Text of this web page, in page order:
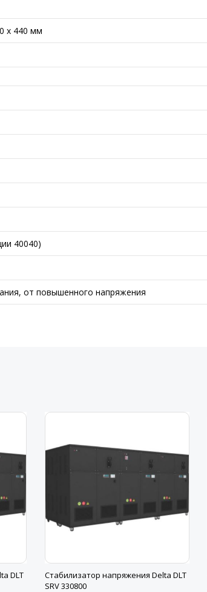
x 440 мм
40040)
от повышенного напряжения
DLT
Стабилизатор напряжения Delta DLT
SRV 330800